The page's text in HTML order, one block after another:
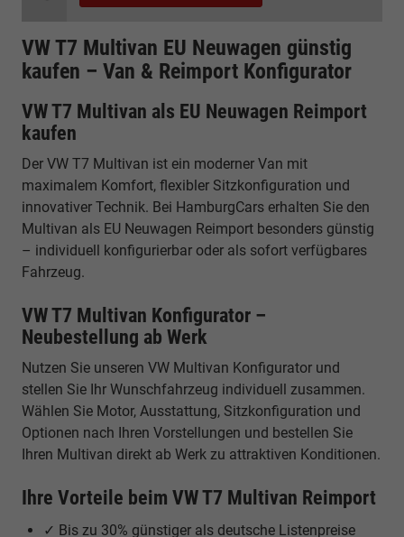
VW T7 Multivan EU Neuwagen günstig
kaufen – Van & Reimport Konfigurator
VW T7 Multivan als EU Neuwagen Reimport
kaufen
Der VW T7 Multivan ist ein moderner Van mit
maximalem Komfort, flexibler Sitzkonfiguration und
innovativer Technik. Bei HamburgCars erhalten Sie den
Multivan als EU Neuwagen Reimport besonders günstig
– individuell konfigurierbar oder als sofort verfügbares
Fahrzeug.
VW T7 Multivan Konfigurator –
Neubestellung ab Werk
Nutzen Sie unseren VW Multivan Konfigurator und
stellen Sie Ihr Wunschfahrzeug individuell zusammen.
Wählen Sie Motor, Ausstattung, Sitzkonfiguration und
Optionen nach Ihren Vorstellungen und bestellen Sie
Ihren Multivan direkt ab Werk zu attraktiven Konditionen.
Ihre Vorteile beim VW T7 Multivan Reimport
✓ Bis zu 30% günstiger als deutsche Listenpreise